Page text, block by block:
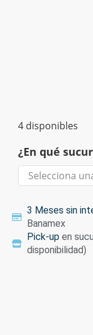
4 disponibles
¿En qué
3 Meses sin
Banamex
Pick-up en
disponibilidad)